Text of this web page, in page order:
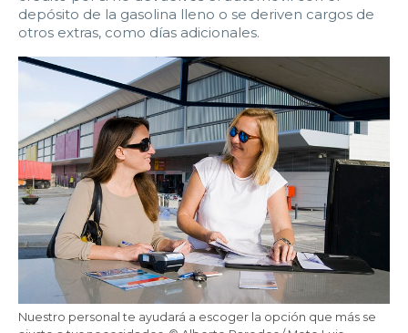
depósito de la gasolina lleno o se deriven cargos de
otros extras, como días adicionales.
Nuestro personal te ayudará a escoger la opción que más se